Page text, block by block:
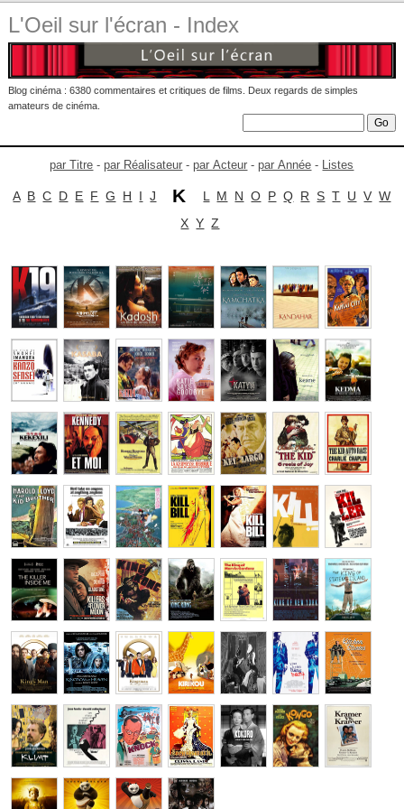
L'Oeil sur l'écran - Index
Blog cinéma : 6380 commentaires et critiques de films. Deux regards de simples
amateurs de cinéma.
par Titre -par Réalisateur -par Acteur -par Année - Listes
A B C D E F G H I J K L M N O P Q R S T U V W
X Y Z